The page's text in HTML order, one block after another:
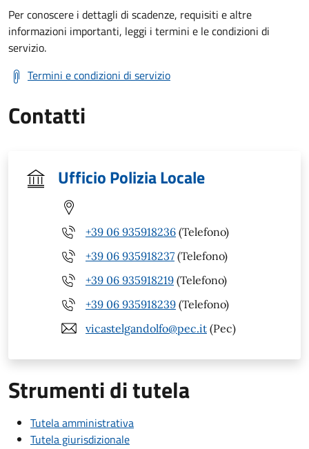
Per conoscere i dettagli di scadenze, requisiti e altre
informazioni importanti, leggi i termini e le condizioni di
servizio.
Termini e condizioni di servizio
Contatti
Ufficio Polizia Locale
+39 06 935918236 (Telefono)
+39 06 935918237 (Telefono)
+39 06 935918219 (Telefono)
+39 06 935918239 (Telefono)
vicastelgandolfo@pec.it (Pec)
Strumenti di tutela
Tutela amministrativa
Tutela giurisdizionale